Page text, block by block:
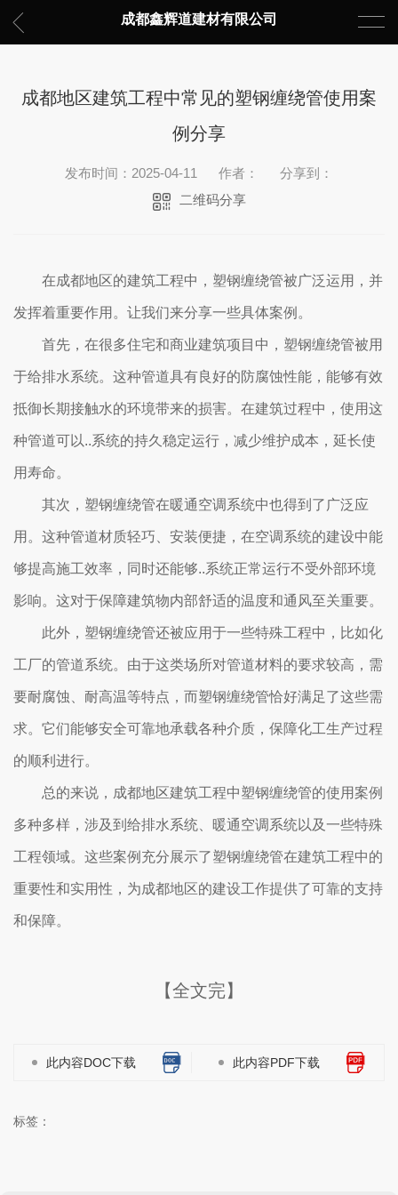
成都鑫辉道建材有限公司
成都地区建筑工程中常见的塑钢缠绕管使用案
例分享
发布时间：2025-04-11 作者：
分享到：
二维码分享
在成都地区的建筑工程中，塑钢缠绕管被广泛运用，并
发挥着重要作用。让我们来分享一些具体案例。
首先，在很多住宅和商业建筑项目中，塑钢缠绕管被用
于给排水系统。这种管道具有良好的防腐蚀性能，能够有效
抵御长期接触水的环境带来的损害。在建筑过程中，使用这
种管道可以..系统的持久稳定运行，减少维护成本，延长使
用寿命。
其次，塑钢缠绕管在暖通空调系统中也得到了广泛应
用。这种管道材质轻巧、安装便捷，在空调系统的建设中能
够提高施工效率，同时还能够..系统正常运行不受外部环境
影响。这对于保障建筑物内部舒适的温度和通风至关重要。
此外，塑钢缠绕管还被应用于一些特殊工程中，比如化
工厂的管道系统。由于这类场所对管道材料的要求较高，需
要耐腐蚀、耐高温等特点，而塑钢缠绕管恰好满足了这些需
求。它们能够安全可靠地承载各种介质，保障化工生产过程
的顺利进行。
总的来说，成都地区建筑工程中塑钢缠绕管的使用案例
多种多样，涉及到给排水系统、暖通空调系统以及一些特殊
工程领域。这些案例充分展示了塑钢缠绕管在建筑工程中的
重要性和实用性，为成都地区的建设工作提供了可靠的支持
和保障。
【全文完】
此内容DOC下载 此内容PDF下载
标签：